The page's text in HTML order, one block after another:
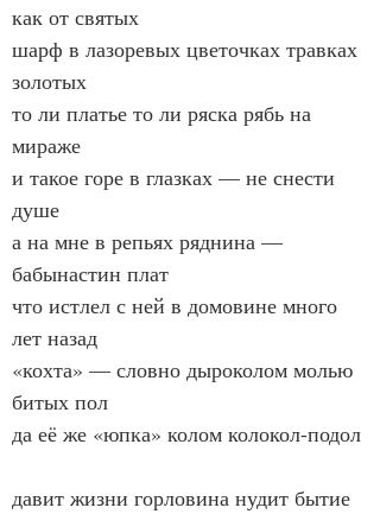
как от святых
шарф в лазоревых цветочках травках
золотых
то ли платье то ли ряска рябь на
мираже
и такое горе в глазках — не снести
душе
а на мне в репьях ряднина —
бабынастин плат
что истлел с ней в домовине много
лет назад
«кохта» — словно дыроколом молью
битых пол
да её же «юпка» колом колокол-подол
давит жизни горловина нудит бытие